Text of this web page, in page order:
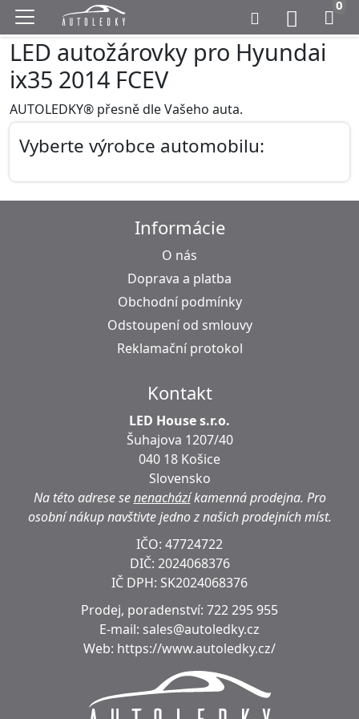
0
LED autožárovky pro Hyundai
ix35 2014 FCEV
AUTOLEDKY® přesně dle Vašeho auta.
Vyberte výrobce automobilu:
Informácie
O nás
Doprava a platba
Obchodní podmínky
Odstoupení od smlouvy
Reklamační protokol
Kontakt
LED House s.r.o.
Šuhajova 1207/40
040 18 Košice
Slovensko
Na této adrese senenacházíkamenná prodejna. Pro
osobní nákup navštivte jedno z našich prodejních míst.
IČO: 47724722
DIČ: 2024068376
IČ DPH: SK2024068376
Prodej, poradenství: 722 295 955
E-mail: sales@autoledky.cz
Web: https://www.autoledky.cz/